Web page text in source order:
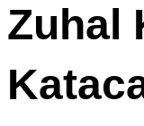
Zuhal